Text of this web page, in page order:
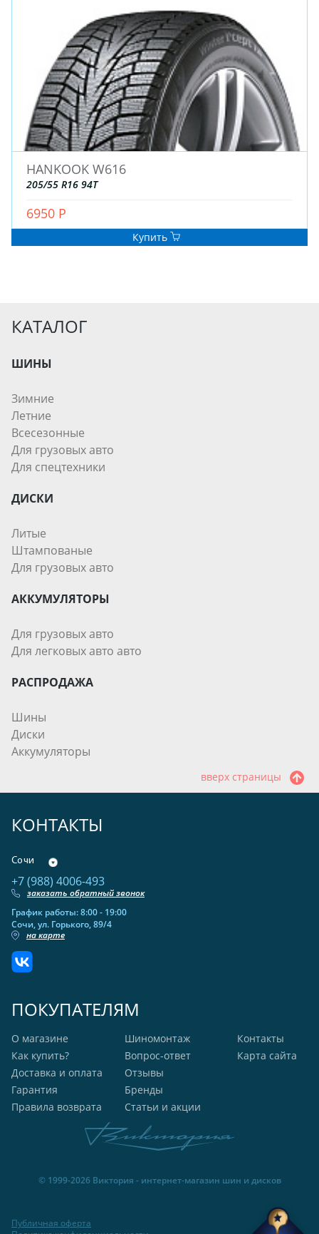
HANKOOK W616
205/55 R16 94T
6950 Р
Купить
КАТАЛОГ
ШИНЫ
Зимние
Летние
Всесезонные
Для грузовых авто
Для спецтехники
ДИСКИ
Литые
Штампованые
Для грузовых авто
АККУМУЛЯТОРЫ
Для грузовых авто
Для легковых авто авто
РАСПРОДАЖА
Шины
Диски
Аккумуляторы
вверх страницы
КОНТАКТЫ
Сочи
+7 (988) 4006-493
заказать обратный звонок
График работы: 8:00 - 19:00
Сочи, ул. Горького, 89/4
на карте
ПОКУПАТЕЛЯМ
О магазине
Как купить?
Доставка и оплата
Гарантия
Правила возврата
Шиномонтаж
Вопрос-ответ
Отзывы
Бренды
Статьи и акции
Контакты
Карта сайта
© 1999-2026 Виктория - интернет-магазин шин и дисков
Публичная оферта